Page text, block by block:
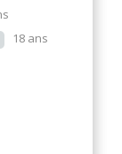
18 ans